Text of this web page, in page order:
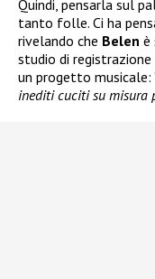
Quindi, pensarla sul
tanto folle. Ci ha
rivelando che Belen è
studio di
un progetto musicale:
inediti cuciti su misura